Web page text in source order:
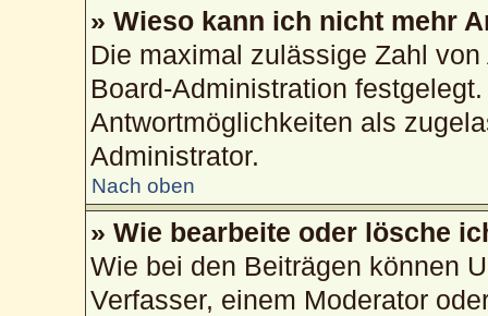
» Wieso kann ich nicht mehr
Die maximal zulässige Zahl
Board-Administration
Antwortmöglichkeiten als
Administrator.
Nach oben
» Wie bearbeite oder lösche
Wie bei den Beiträgen können
Verfasser, einem Moderator